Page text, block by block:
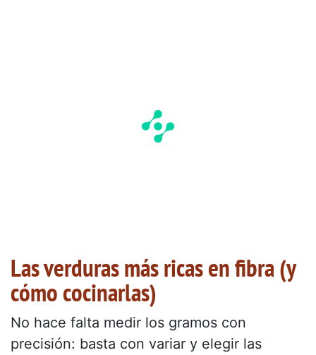
Las verduras más ricas en fibra (y
cómo cocinarlas)
No hace falta medir los gramos con
precisión: basta con variar y elegir las